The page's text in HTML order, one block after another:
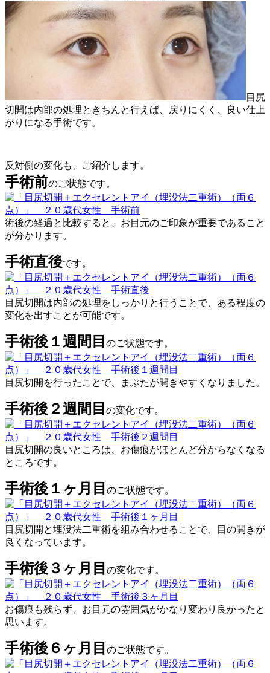
目尻
切開は内部の処理ときちんと行えば、戻りにくく、良い仕上
がりになる手術です。
反対側の変化も、ご紹介します。
手術前のご状態です。
術後の経過と比較すると、お目元のご印象が重要であること
が分かります。
手術直後です。
目尻切開は内部の処理をしっかりと行うことで、ある程度の
変化を出すことが可能です。
手術後１週間目 のご状態です。
目尻切開を行ったことで、まぶたが開きやすくなりました。
手術後２週間目 の変化です。
目尻切開の良いところは、お傷痕がほとんど分からなくなる
ところです。
手術後１ヶ月目 のご状態です。
目尻切開と埋没法二重術を組み合わせることで、目の開きが
良くなっています。
手術後３ヶ月目 の変化です。
お傷痕も残らず、お目元の雰囲気がかなり変わり良かったと
思います。
手術後６ヶ月目 のご状態です。